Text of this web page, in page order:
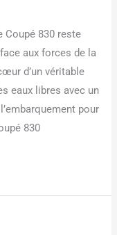
Coupé 830 reste
aux forces de la
d’un véritable
eaux libres avec un
pour
830